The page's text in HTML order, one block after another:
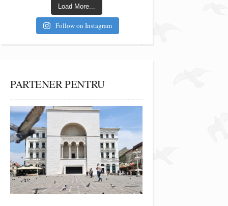
Load More...
Follow on Instagram
PARTENER PENTRU